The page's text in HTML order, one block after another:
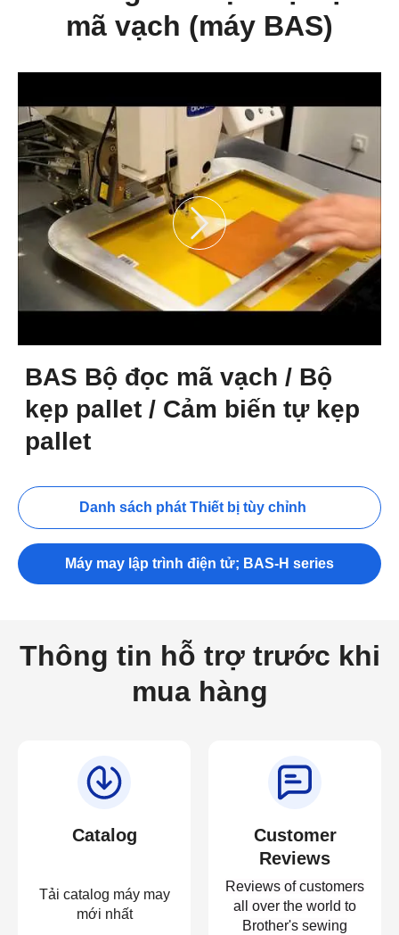
mã vạch (máy BAS)
BAS Bộ đọc mã vạch / Bộ
kẹp pallet / Cảm biến tự kẹp
pallet
Danh sách phát Thiết bị tùy chỉnh
Máy may lập trình điện tử; BAS-H series
Thông tin hỗ trợ trước khi
mua hàng
Catalog
Tải catalog máy may
mới nhất
Customer
Reviews
Reviews of customers
all over the world to
Brother's sewing